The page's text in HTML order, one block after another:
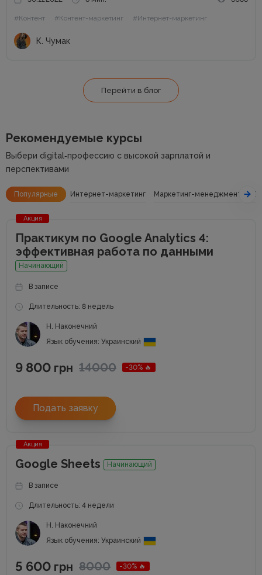
просто тратить деньги.» Вообще не факт, что взлетит.
«Поэтому...
#Контент #Контент-маркетинг #Интернет-маркетинг
К. Чумак
Перейти в блог
Рекомендуемые курсы
Выбери digital‑профессию с высокой зарплатой и
перспективами
Популярные Интернет-маркетинг Маркетинг-менеджмент
Акция
Практикум по Google Analytics 4:
эффективная работа по данными
Начинающий
В записе
Длительность: 8 недель
Н. Наконечний
Язык обучения: Украинский
9 800 грн 14000 -30% 🔥
Подать заявку
Акция
Google Sheets Начинающий
В записе
Длительность: 4 недели
Н. Наконечний
Язык обучения: Украинский
5 600 грн 8000 -30% 🔥